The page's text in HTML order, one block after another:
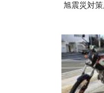
旭震災対